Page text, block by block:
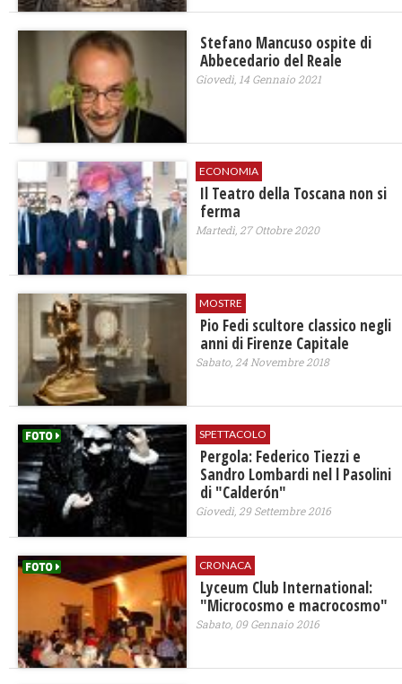
Stefano Mancuso ospite di
Abbecedario del Reale
Giovedì, 14 Gennaio 2021
ECONOMIA
Il Teatro della Toscana non si
ferma
Martedì, 27 Ottobre 2020
MOSTRE
Pio Fedi scultore classico negli
anni di Firenze Capitale
Sabato, 24 Novembre 2018
SPETTACOLO
Pergola: Federico Tiezzi e
Sandro Lombardi nel l Pasolini
di "Calderón"
Giovedì, 29 Settembre 2016
CRONACA
Lyceum Club International:
"Microcosmo e macrocosmo"
Sabato, 09 Gennaio 2016